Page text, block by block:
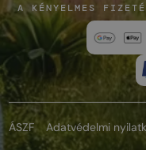
A KÉNYELMES
ÁSZF Adatvédelmi